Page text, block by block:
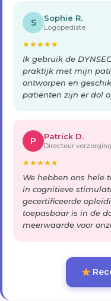
S Sophie R.
Logopediste
★★★★★
Ik gebruik de
praktijk met mijn
ontworpen en
patiënten zijn er dol
P Patrick D.
Directeur
★★★★★
We hebben ons hele
in cognitieve
gecertificeerde
toepasbaar is in de
meerwaarde voor